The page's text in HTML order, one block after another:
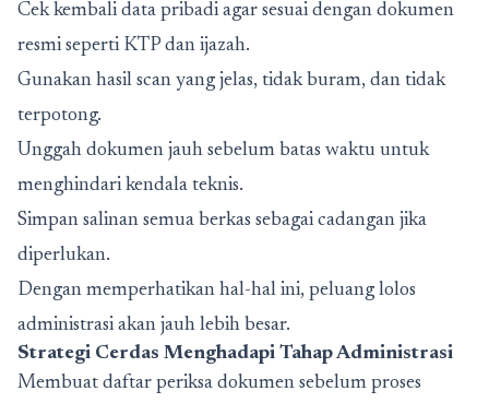
Cek kembali data pribadi agar sesuai dengan dokumen
resmi seperti KTP dan ijazah.
Gunakan hasil scan yang jelas, tidak buram, dan tidak
terpotong.
Unggah dokumen jauh sebelum batas waktu untuk
menghindari kendala teknis.
Simpan salinan semua berkas sebagai cadangan jika
diperlukan.
Dengan memperhatikan hal-hal ini, peluang lolos
administrasi akan jauh lebih besar.
Strategi Cerdas Menghadapi Tahap Administrasi
Membuat daftar periksa dokumen sebelum proses